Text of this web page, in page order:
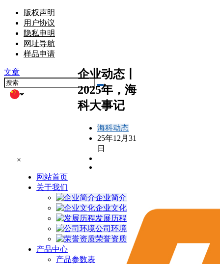
版权声明
用户协议
隐私申明
网址导航
样品申请
文章
×
网站首页
关于我们
企业简介
企业文化
发展历程
公司环境
荣誉资质
产品中心
产品参数表
企业动态丨
2025年，海
科大事记
海科动态
25年12月31
日